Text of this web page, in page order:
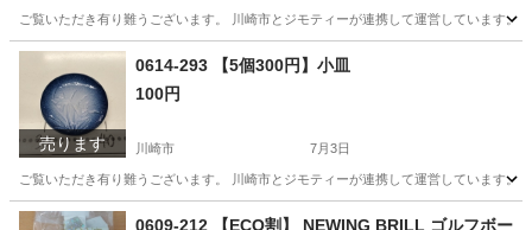
ご覧いただき有り難うございます。 川崎市とジモティーが連携して運営していま
神奈川 川崎市 リユース
売ります
0614-293 【5個300円】小皿
100円
川崎市 7月3日
ご覧いただき有り難うございます。 川崎市とジモティーが連携して運営していま
神奈川 川崎市 リユース
0609-212 【ECO割】 NEWING BRILL ゴルフボー